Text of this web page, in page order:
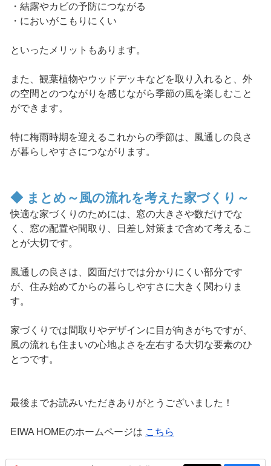
・結露やカビの予防につながる
・においがこもりにくい
といったメリットもあります。
また、観葉植物やウッドデッキなどを取り入れると、外
の空間とのつながりを感じながら季節の風を楽しむこと
ができます。
特に梅雨時期を迎えるこれからの季節は、風通しの良さ
が暮らしやすさにつながります。
◆ まとめ～風の流れを考えた家づくり～
快適な家づくりのためには、窓の大きさや数だけでな
く、窓の配置や間取り、日差し対策まで含めて考えるこ
とが大切です。
風通しの良さは、図面だけでは分かりにくい部分です
が、住み始めてからの暮らしやすさに大きく関わりま
す。
家づくりでは間取りやデザインに目が向きがちですが、
風の流れも住まいの心地よさを左右する大切な要素のひ
とつです。
最後までお読みいただきありがとうございました！
EIWA HOMEのホームページは こちら